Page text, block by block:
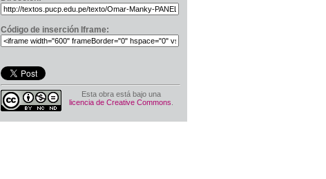
Código de inserción Iframe:
Esta obra está bajo una
licencia de Creative Commons